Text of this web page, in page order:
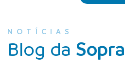
NOTÍCIAS
Blog da